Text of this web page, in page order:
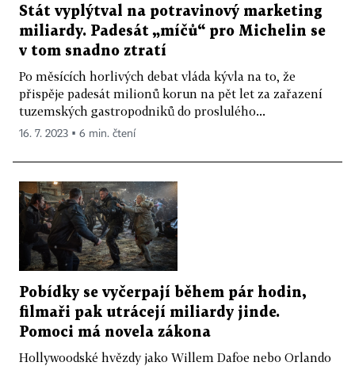
Stát vyplýtval na potravinový marketing
miliardy. Padesát „míčů“ pro Michelin se
v tom snadno ztratí
Po měsících horlivých debat vláda kývla na to, že
přispěje padesát milionů korun na pět let za zařazení
tuzemských gastropodniků do proslulého...
16. 7. 2023 ▪ 6 min. čtení
Pobídky se vyčerpají během pár hodin,
filmaři pak utrácejí miliardy jinde.
Pomoci má novela zákona
Hollywoodské hvězdy jako Willem Dafoe nebo Orlando